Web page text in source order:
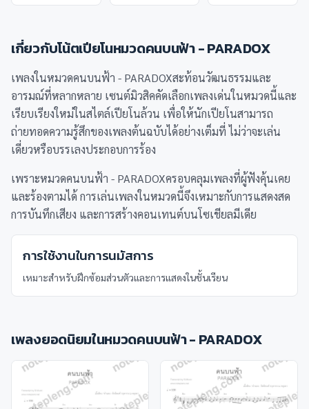
เกี่ยวกับโน้ตเปียโนหมวดคนบนฟ้า - PARADOX
เพลงในหมวดคนบนฟ้า - PARADOXสะท้อนวัฒนธรรมและ
อารมณ์ที่หลากหลาย เซนต์มิวสิคคัดเลือกเพลงเด่นในหมวดนี้และ
เรียบเรียงใหม่ในสไตล์เปียโนล้วน เพื่อให้นักเปียโนสามารถ
ถ่ายทอดความรู้สึกของเพลงต้นฉบับได้อย่างเต็มที่ ไม่ว่าจะเล่น
เดี่ยวหรือบรรเลงประกอบการร้อง
เพราะหมวดคนบนฟ้า - PARADOXครอบคลุมเพลงที่ผู้ฟังคุ้นเคย
และร้องตามได้ การเล่นเพลงในหมวดนี้จึงเหมาะกับการแสดงสด
การบันทึกเสียง และการสร้างคอนเทนต์บนโซเชียลมีเดีย
การใช้งานในการนมัสการ
เหมาะสำหรับฝึกซ้อมส่วนตัวและการแสดงในชั้นเรียน
เพลงยอดนิยมในหมวดคนบนฟ้า - PARADOX